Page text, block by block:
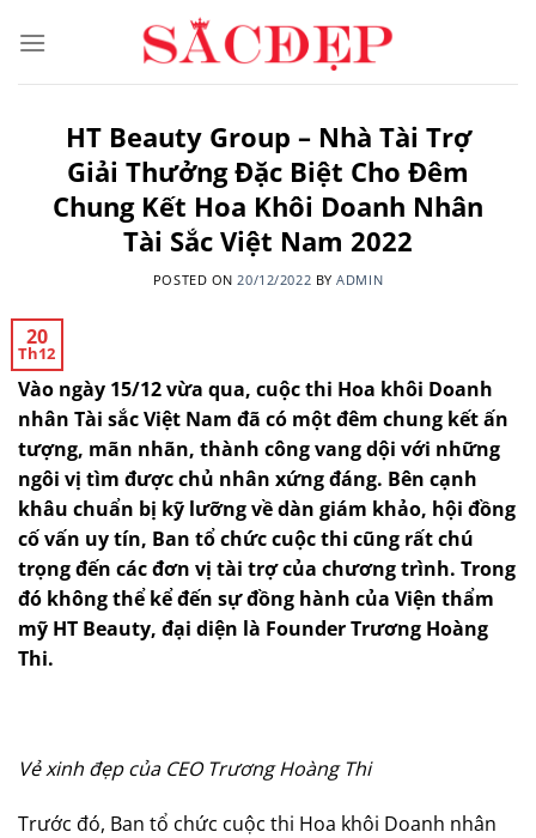
HT Beauty Group – Nhà Tài Trợ
Giải Thưởng Đặc Biệt Cho Đêm
Chung Kết Hoa Khôi Doanh Nhân
Tài Sắc Việt Nam 2022
POSTED ON20/12/2022 BYADMIN
20
Th12
Vào ngày 15/12 vừa qua, cuộc thi Hoa khôi Doanh
nhân Tài sắc Việt Nam đã có một đêm chung kết ấn
tượng, mãn nhãn, thành công vang dội với những
ngôi vị tìm được chủ nhân xứng đáng. Bên cạnh
khâu chuẩn bị kỹ lưỡng về dàn giám khảo, hội đồng
cố vấn uy tín, Ban tổ chức cuộc thi cũng rất chú
trọng đến các đơn vị tài trợ của chương trình. Trong
đó không thể kể đến sựđồng hành của Viện thẩm
mỹ HT Beauty, đại diện là Founder Trương Hoàng
Thi.
Vẻ xinh đẹp của CEO Trương Hoàng Thi
Trước đó, Ban tổ chức cuộc thi Hoa khôi Doanh nhân